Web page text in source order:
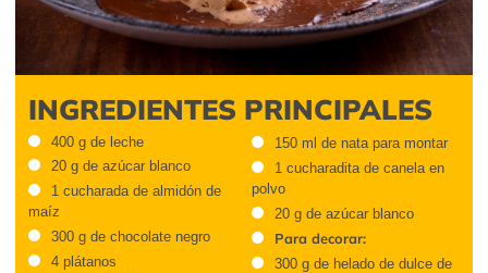
INGREDIENTES PRINCIPALES
400 g de leche
20 g de azúcar blanco
1 cucharada de almidón de
maíz
300 g de chocolate negro
4 plátanos
150 ml de nata para montar
1 cucharadita de canela en
polvo
20 g de azúcar blanco
Para decorar:
300 g de helado de dulce de